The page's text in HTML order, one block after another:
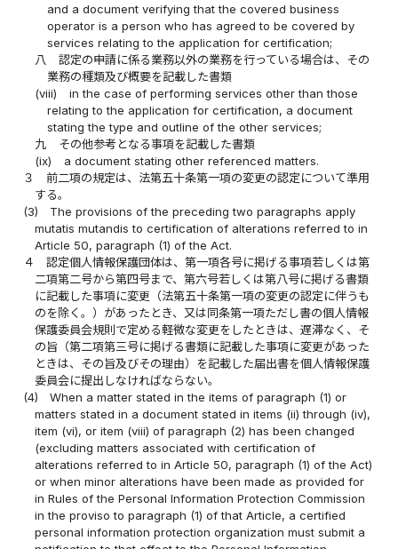
and a document verifying that the covered business
operator is a person who has agreed to be covered by
services relating to the application for certification;
八
認定の申請に係る業務以外の業務を行っている場合は、その
業務の種類及び概要を記載した書類
(viii)
in the case of performing services other than those
relating to the application for certification, a document
stating the type and outline of the other services;
九
その他参考となる事項を記載した書類
(ix)
a document stating other referenced matters.
３
前二項の規定は、法第五十条第一項の変更の認定について準用
する。
(3)
The provisions of the preceding two paragraphs apply
mutatis mutandis to certification of alterations referred to in
Article 50, paragraph (1) of the Act.
４
認定個人情報保護団体は、第一項各号に掲げる事項若しくは第
二項第二号から第四号まで、第六号若しくは第八号に掲げる書類
に記載した事項に変更（法第五十条第一項の変更の認定に伴うも
のを除く。）があったとき、又は同条第一項ただし書の個人情報
保護委員会規則で定める軽微な変更をしたときは、遅滞なく、そ
の旨（第二項第三号に掲げる書類に記載した事項に変更があった
ときは、その旨及びその理由）を記載した届出書を個人情報保護
委員会に提出しなければならない。
(4)
When a matter stated in the items of paragraph (1) or
matters stated in a document stated in items (ii) through (iv),
item (vi), or item (viii) of paragraph (2) has been changed
(excluding matters associated with certification of
alterations referred to in Article 50, paragraph (1) of the Act)
or when minor alterations have been made as provided for
in Rules of the Personal Information Protection Commission
in the proviso to paragraph (1) of that Article, a certified
personal information protection organization must submit a